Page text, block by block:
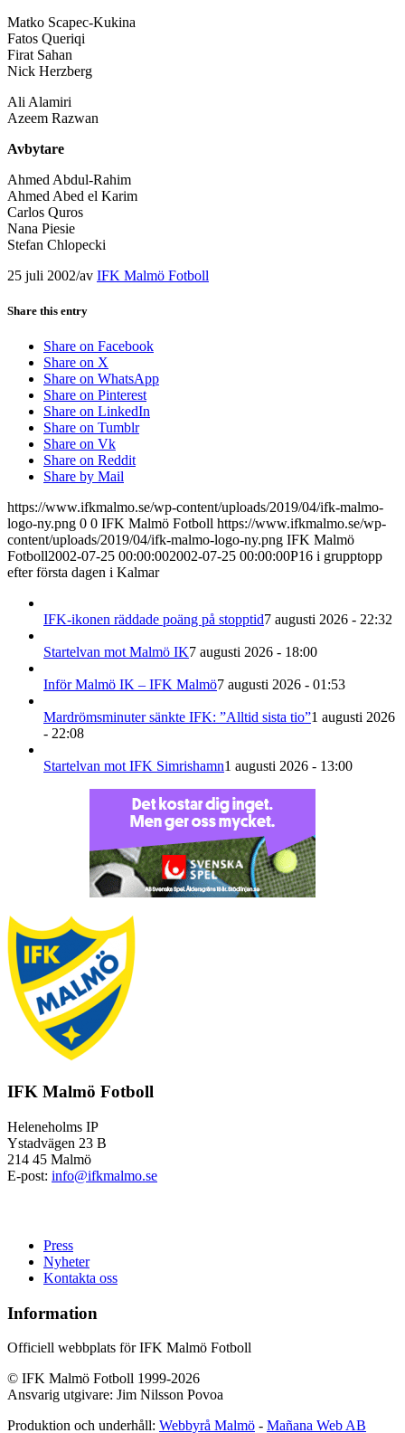
Matko Scapec-Kukina
Fatos Queriqi
Firat Sahan
Nick Herzberg
Ali Alamiri
Azeem Razwan
Avbytare
Ahmed Abdul-Rahim
Ahmed Abed el Karim
Carlos Quros
Nana Piesie
Stefan Chlopecki
25 juli 2002/av IFK Malmö Fotboll
Share this entry
Share on Facebook
Share on X
Share on WhatsApp
Share on Pinterest
Share on LinkedIn
Share on Tumblr
Share on Vk
Share on Reddit
Share by Mail
https://www.ifkmalmo.se/wp-content/uploads/2019/04/ifk-malmo-
logo-ny.png 0 0 IFK Malmö Fotboll https://www.ifkmalmo.se/wp-
content/uploads/2019/04/ifk-malmo-logo-ny.png IFK Malmö
Fotboll2002-07-25 00:00:002002-07-25 00:00:00P16 i grupptopp
efter första dagen i Kalmar
IFK-ikonen räddade poäng på stopptid7 augusti 2026 - 22:32
Startelvan mot Malmö IK7 augusti 2026 - 18:00
Inför Malmö IK – IFK Malmö7 augusti 2026 - 01:53
Mardrömsminuter sänkte IFK: ”Alltid sista tio”1 augusti 2026
- 22:08
Startelvan mot IFK Simrishamn1 augusti 2026 - 13:00
IFK Malmö Fotboll
Heleneholms IP
Ystadvägen 23 B
214 45 Malmö
E-post: info@ifkmalmo.se
Press
Nyheter
Kontakta oss
Information
Officiell webbplats för IFK Malmö Fotboll
© IFK Malmö Fotboll 1999-2026
Ansvarig utgivare: Jim Nilsson Povoa
Produktion och underhåll: Webbyrå Malmö - Mañana Web AB